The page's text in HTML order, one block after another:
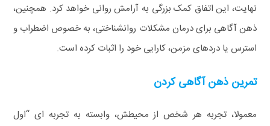
نهایت، این اتفاق کمک بزرگی به آرامش روانی خواهد کرد. همچنین،
ذهن‌ آگاهی برای درمان مشکلات روانشناختی، به خصوص اضطراب و
استرس یا دردهای مزمن، کارایی خود را اثبات کرده است.
تمرین ذهن آگاهی کردن
معمولا، تجربه هر شخص از محیطش، وابسته به تجربه ای “اول